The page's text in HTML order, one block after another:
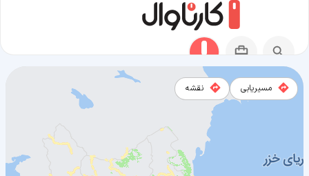
مسیریابی نقشه
مسیر لنگرود به ارومیه